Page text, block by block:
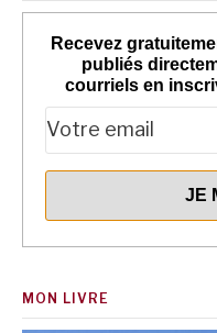
Recevez
publiés
courriels en
MON LIVRE